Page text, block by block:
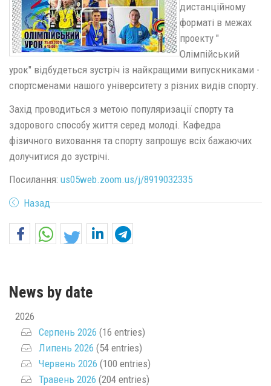
дистанційному
форматі в межах
проекту "
Олімпійський
урок" відбудеться зустріч із найкращими випускниками -
спортсменами нашого університету з різних видів спорту.
Захід проводиться з метою популяризації спорту та
здорового способу життя серед молоді. Кафедра
фізичного виховання та спорту запрошує всіх бажаючих
долучитися до зустрічі.
Посилання: us05web.zoom.us/j/8919032335
Назад
News by date
2026
Серпень 2026 (16 entries)
Липень 2026 (54 entries)
Червень 2026 (100 entries)
Травень 2026 (204 entries)